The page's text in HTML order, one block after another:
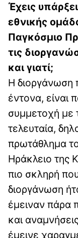
Έχεις
εθνικής
Παγκόσμιο
τις
και γιατί;
Η διοργάνωση
έντονα, είναι
συμμετοχή με
τελευταία,
πρωτάθλημα
Ηράκλειο της
πιο σκληρή
διοργάνωση
έμειναν πάρα
και
έμεινε